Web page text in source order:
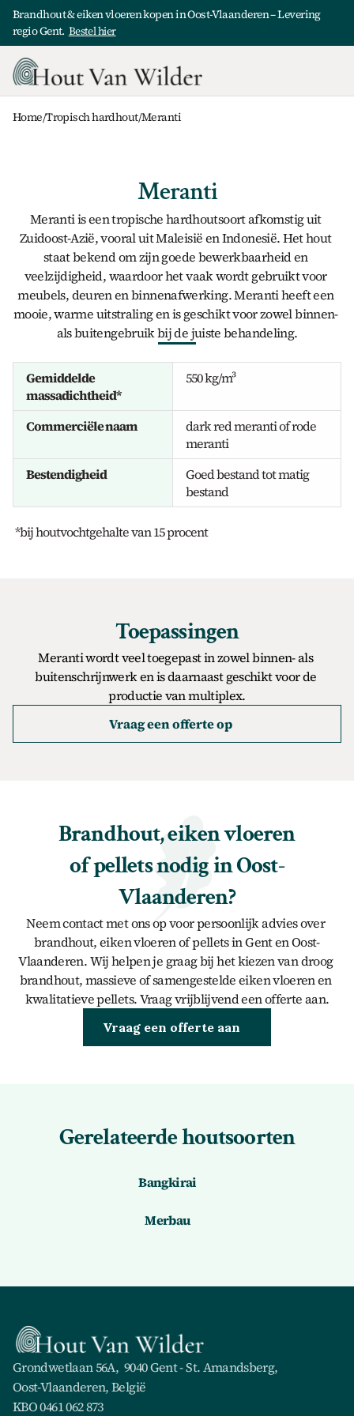
Brandhout & eiken vloeren kopen in Oost-Vlaanderen – Levering
regio Gent. Bestel hier
Home/Tropisch hardhout/Meranti
Meranti
Meranti is een tropische hardhoutsoort afkomstig uit
Zuidoost-Azië, vooral uit Maleisië en Indonesië. Het hout
staat bekend om zijn goede bewerkbaarheid en
veelzijdigheid, waardoor het vaak wordt gebruikt voor
meubels, deuren en binnenafwerking. Meranti heeft een
mooie, warme uitstraling en is geschikt voor zowel binnen-
als buitengebruik bij de juiste behandeling.
Gemiddelde
massadichtheid*
550 kg/m³
Commerciële naam
dark red meranti of rode
meranti
Bestendigheid
Goed bestand tot matig
bestand
*bij houtvochtgehalte van 15 procent
Toepassingen
Meranti wordt veel toegepast in zowel binnen- als
buitenschrijnwerk en is daarnaast geschikt voor de
productie van multiplex.
Vraag een offerte op
Brandhout, eiken vloeren
of pellets nodig in Oost-
Vlaanderen?
Neem contact met ons op voor persoonlijk advies over
brandhout, eiken vloeren of pellets in Gent en Oost-
Vlaanderen. Wij helpen je graag bij het kiezen van droog
brandhout, massieve of samengestelde eiken vloeren en
kwalitatieve pellets. Vraag vrijblijvend een offerte aan.
Brandhout kopen
Vraag een offerte aan
Gerelateerde houtsoorten
Bangkirai
Merbau
Grondwetlaan 56A,  9040 Gent - St. Amandsberg,
Oost-Vlaanderen, België
KBO 0461 062 873